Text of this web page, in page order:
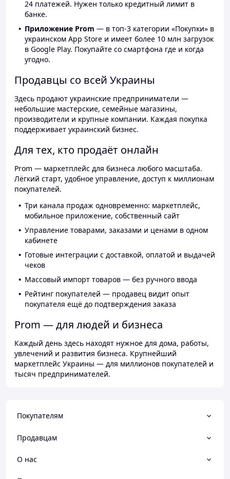
24 платежей. Нужен только кредитный лимит в
банке.
Приложение Prom — в топ-3 категории «Покупки» в
украинском App Store и имеет более 10 млн загрузок
в Google Play. Покупайте со смартфона где и когда
угодно.
Продавцы со всей Украины
Здесь продают украинские предприниматели —
небольшие мастерские, семейные магазины,
производители и крупные компании. Каждая покупка
поддерживает украинский бизнес.
Для тех, кто продаёт онлайн
Prom — маркетплейс для бизнеса любого масштаба.
Лёгкий старт, удобное управление, доступ к миллионам
покупателей.
Три канала продаж одновременно: маркетплейс,
мобильное приложение, собственный сайт
Управление товарами, заказами и ценами в одном
кабинете
Готовые интеграции с доставкой, оплатой и выдачей
чеков
Массовый импорт товаров — без ручного ввода
Рейтинг покупателей — продавец видит опыт
покупателя ещё до подтверждения заказа
Prom — для людей и бизнеса
Каждый день здесь находят нужное для дома, работы,
увлечений и развития бизнеса. Крупнейший
маркетплейс Украины — для миллионов покупателей и
тысяч предпринимателей.
Покупателям
Продавцам
О нас